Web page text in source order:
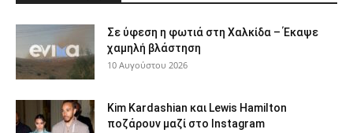
Σε ύφεση η φωτιά στη Χαλκίδα – Έκαψε
χαμηλή βλάστηση
10 Αυγούστου 2026
Kim Kardashian και Lewis Hamilton
ποζάρουν μαζί στο Instagram